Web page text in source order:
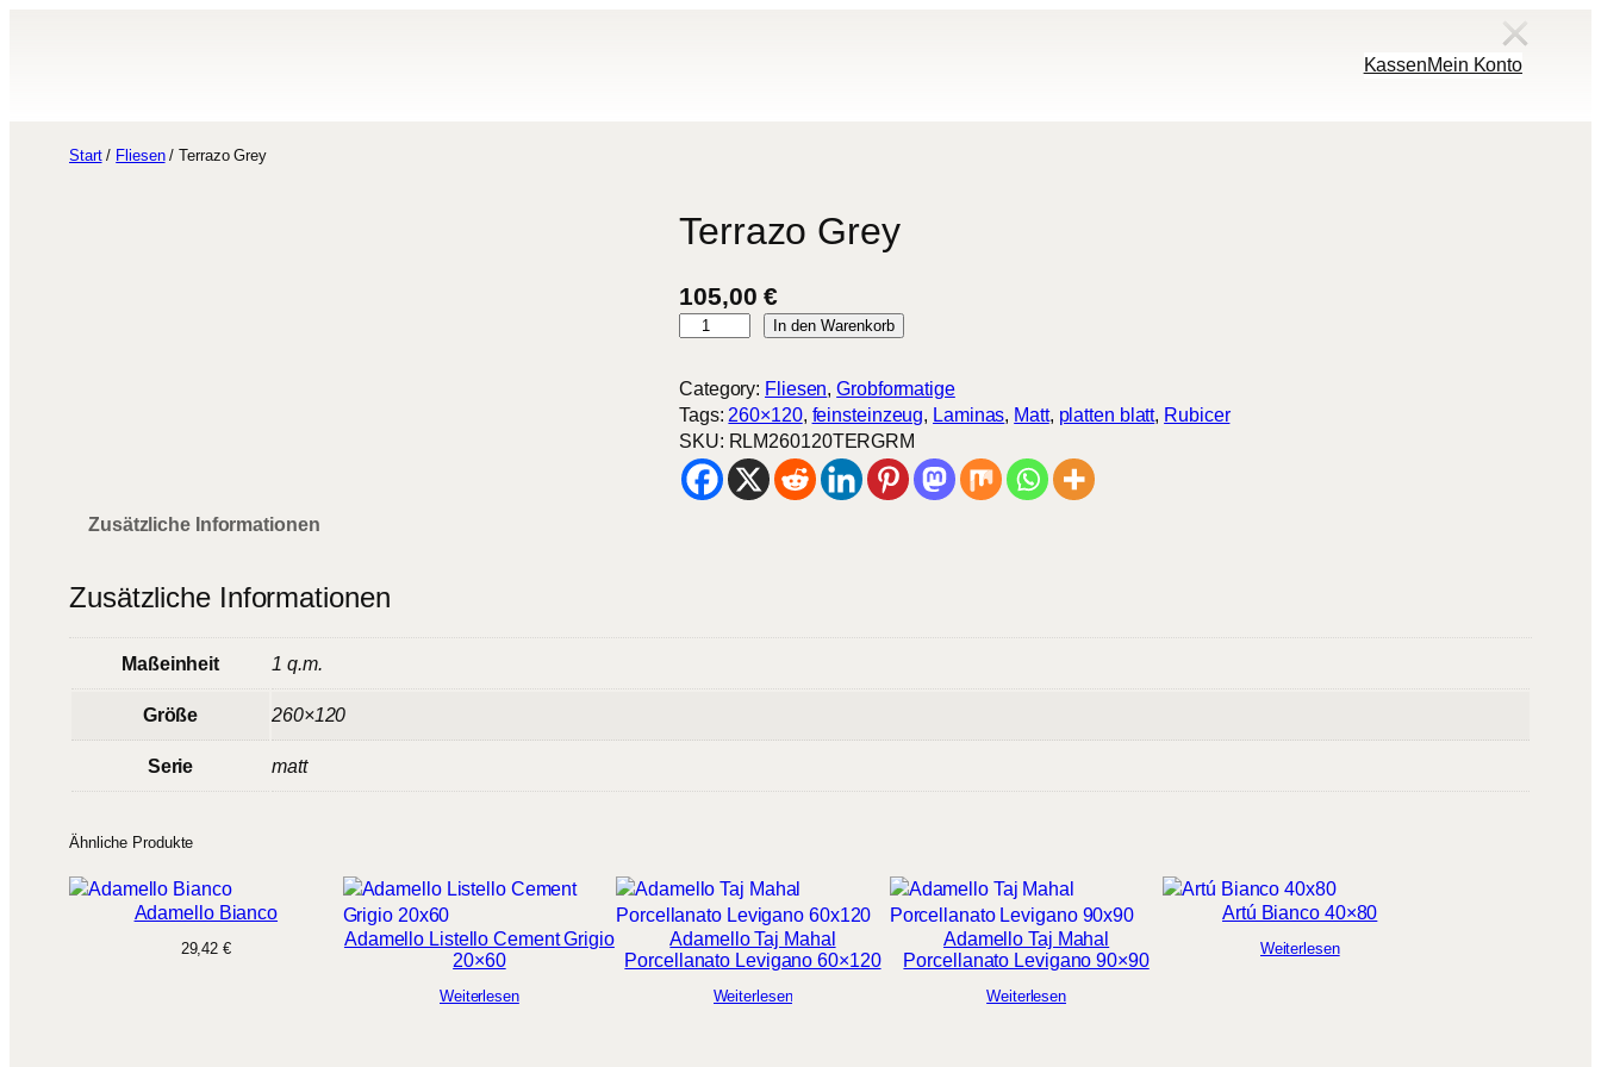
KassenMein Konto
Start/ Fliesen/ Terrazo Grey
Terrazo Grey
105,00€
r
r
a
o
e
g
In den Warenkorb
Category: Fliesen, Grobformatige
Tags: 260×120, feinsteinzeug, Laminas, Matt, platten blatt, Rubicer
SKU: RLM260120TERGRM
Zusätzliche Informationen
Zusätzliche Informationen
Maßeinheit 1 q.m.
Größe 260×120
Serie matt
Ähnliche Produkte
Adamello Bianco
29,42€
Adamello Listello Cement Grigio
20×60
Weiterlesen
Adamello Taj Mahal
Porcellanato Levigano 60×120
Weiterlesen
Adamello Taj Mahal
Porcellanato Levigano 90×90
Weiterlesen
Artú Bianco 40×80
Weiterlesen